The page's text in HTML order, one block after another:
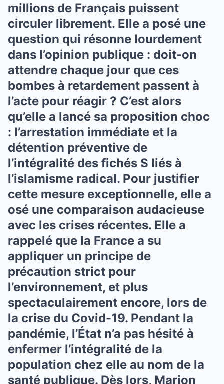
millions de Français puissent
circuler librement. Elle a posé une
question qui résonne lourdement
dans l’opinion publique : doit-on
attendre chaque jour que ces
bombes à retardement passent à
l’acte pour réagir ? C’est alors
qu’elle a lancé sa proposition choc
: l’arrestation immédiate et la
détention préventive de
l’intégralité des fichés S liés à
l’islamisme radical. Pour justifier
cette mesure exceptionnelle, elle a
osé une comparaison audacieuse
avec les crises récentes. Elle a
rappelé que la France a su
appliquer un principe de
précaution strict pour
l’environnement, et plus
spectaculairement encore, lors de
la crise du Covid-19. Pendant la
pandémie, l’État n’a pas hésité à
enfermer l’intégralité de la
population chez elle au nom de la
santé publique. Dès lors, Marion